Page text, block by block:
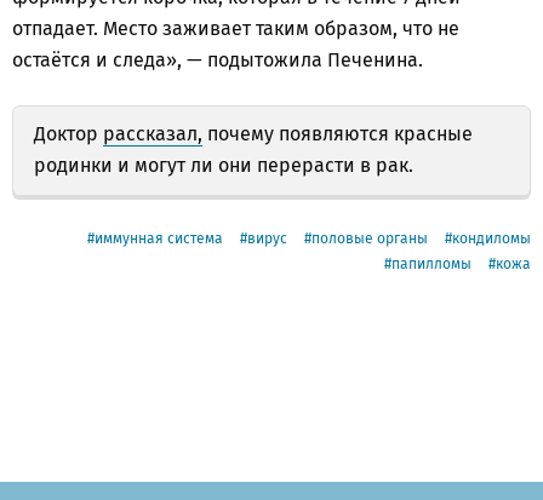
отпадает. Место заживает таким образом, что не
остаётся и следа», — подытожила Печенина.
Доктор рассказал, почему появляются красные
родинки и могут ли они перерасти в рак.
иммунная система вирус половые органы
кондиломы
папилломы
кожа